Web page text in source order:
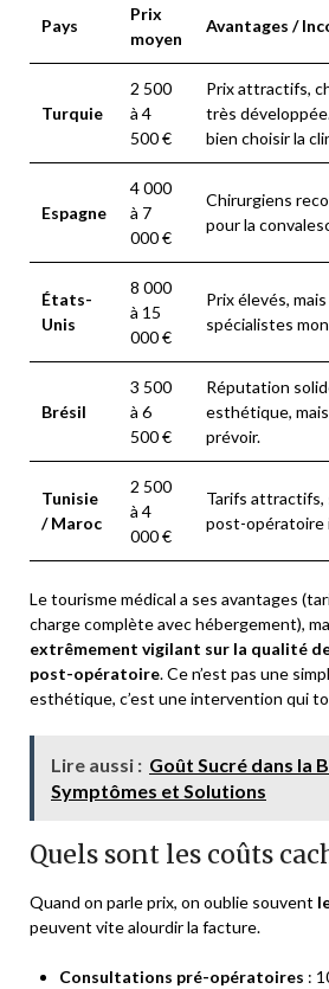
Pays
Prix
moyen
Avantages /
Turquie
2 500
à 4
500 €
Prix attractifs,
très
bien choisir la
Espagne
4 000
à 7
000 €
Chirurgiens
pour la
États-
Unis
8 000
à 15
000 €
Prix élevés,
spécialistes
Brésil
3 500
à 6
500 €
Réputation
esthétique,
prévoir.
Tunisie
/ Maroc
2 500
à 4
000 €
Tarifs attractifs,
post-opératoire
Le tourisme médical a ses avantages
charge complète avec hébergement),
extrêmement vigilant sur la qualité
post-opératoire. Ce n’est pas une
esthétique, c’est une intervention qui
Lire aussi : Goût Sucré dans la
Symptômes et Solutions
Quels sont les coûts
Quand on parle prix, on oublie souvent
peuvent vite alourdir la facture.
Consultations pré-opératoires :